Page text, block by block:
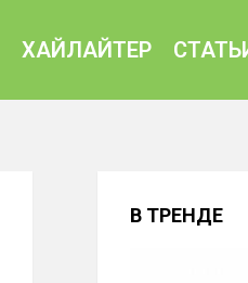
ХАЙЛАЙТЕР
В ТРЕНДЕ